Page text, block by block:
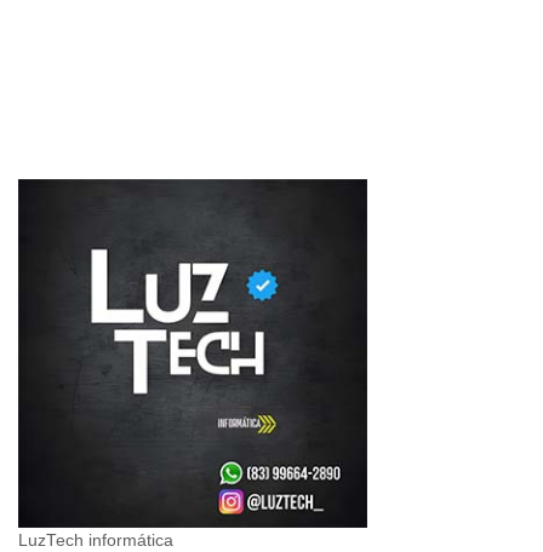
LuzTech informática